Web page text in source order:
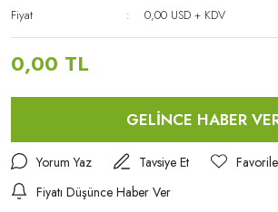
Fiyat
0,00 USD + KDV
0,00 TL
GELİNCE HABER
Yorum Yaz
Tavsiye Et
Fiyatı Düşünce Haber Ver